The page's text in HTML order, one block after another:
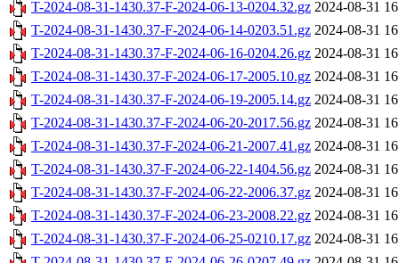
T-2024-08-31-1430.37-F-2024-06-13-0204.32.gz 2024-08-31
T-2024-08-31-1430.37-F-2024-06-14-0203.51.gz 2024-08-31
T-2024-08-31-1430.37-F-2024-06-16-0204.26.gz 2024-08-31
T-2024-08-31-1430.37-F-2024-06-17-2005.10.gz 2024-08-31
T-2024-08-31-1430.37-F-2024-06-19-2005.14.gz 2024-08-31
T-2024-08-31-1430.37-F-2024-06-20-2017.56.gz 2024-08-31
T-2024-08-31-1430.37-F-2024-06-21-2007.41.gz 2024-08-31
T-2024-08-31-1430.37-F-2024-06-22-1404.56.gz 2024-08-31
T-2024-08-31-1430.37-F-2024-06-22-2006.37.gz 2024-08-31
T-2024-08-31-1430.37-F-2024-06-23-2008.22.gz 2024-08-31
T-2024-08-31-1430.37-F-2024-06-25-0210.17.gz 2024-08-31